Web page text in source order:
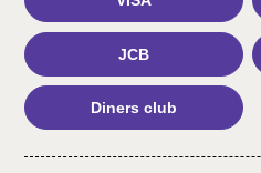
JCB
Diners club